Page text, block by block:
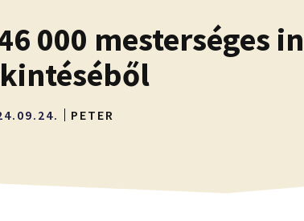
000 mesterséges
PETER